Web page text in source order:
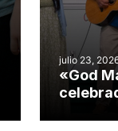
julio 23,
«God